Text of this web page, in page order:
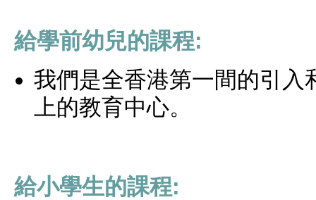
給學前幼兒的課程:
我們是全香港第一間的引入
上的教育中心。
給小學生的課程: